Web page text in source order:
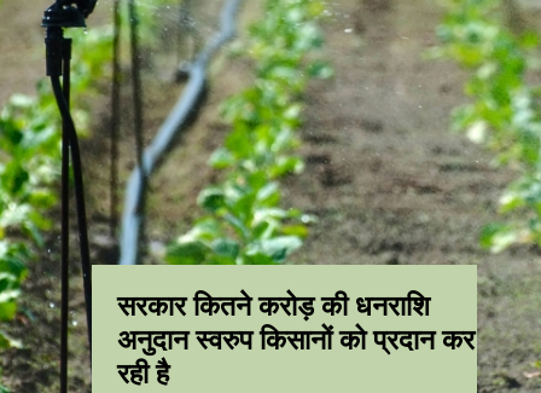
सरकार कितने करोड़ की धनराशि
अनुदान स्वरुप किसानों को प्रदान कर
रही है